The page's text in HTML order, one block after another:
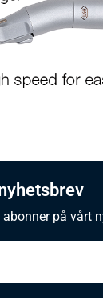
på vårt